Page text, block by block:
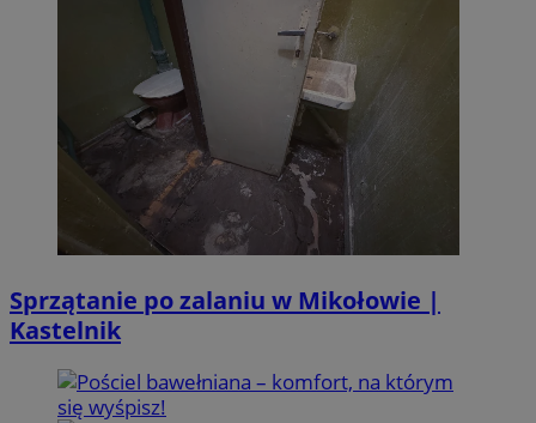
Sprzątanie po zalaniu w Mikołowie |
Kastelnik